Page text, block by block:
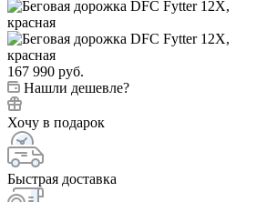
167 990 руб.
Нашли дешевле?
Хочу в подарок
Быстрая доставка